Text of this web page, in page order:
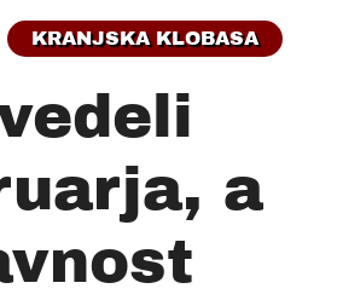
KRANJSKA KLOBASA
a